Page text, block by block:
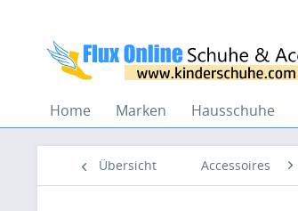
Home Marken Hausschuhe
Übersicht Accessoires